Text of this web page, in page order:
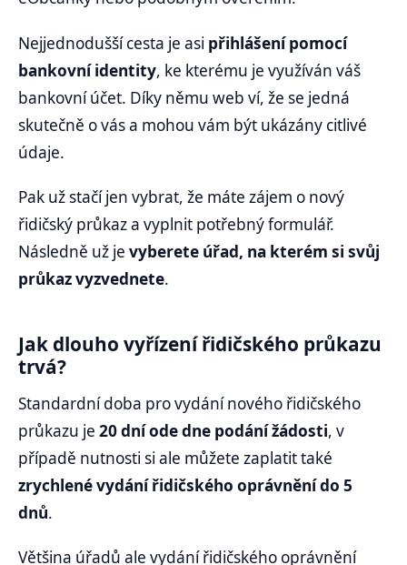
Nejjednodušší cesta je asi přihlášení pomocí
bankovní identity, ke kterému je využíván váš
bankovní účet. Díky němu web ví, že se jedná
skutečně o vás a mohou vám být ukázány citlivé
údaje.
Pak už stačí jen vybrat, že máte zájem o nový
řidičský průkaz a vyplnit potřebný formulář.
Následně už je vyberete úřad, na kterém si svůj
průkaz vyzvednete.
Jak dlouho vyřízení řidičského průkazu
trvá?
Standardní doba pro vydání nového řidičského
průkazu je 20 dní ode dne podání žádosti, v
případě nutnosti si ale můžete zaplatit také
zrychlené vydání řidičského oprávnění do 5
dnů.
Většina úřadů ale vydání řidičského oprávnění